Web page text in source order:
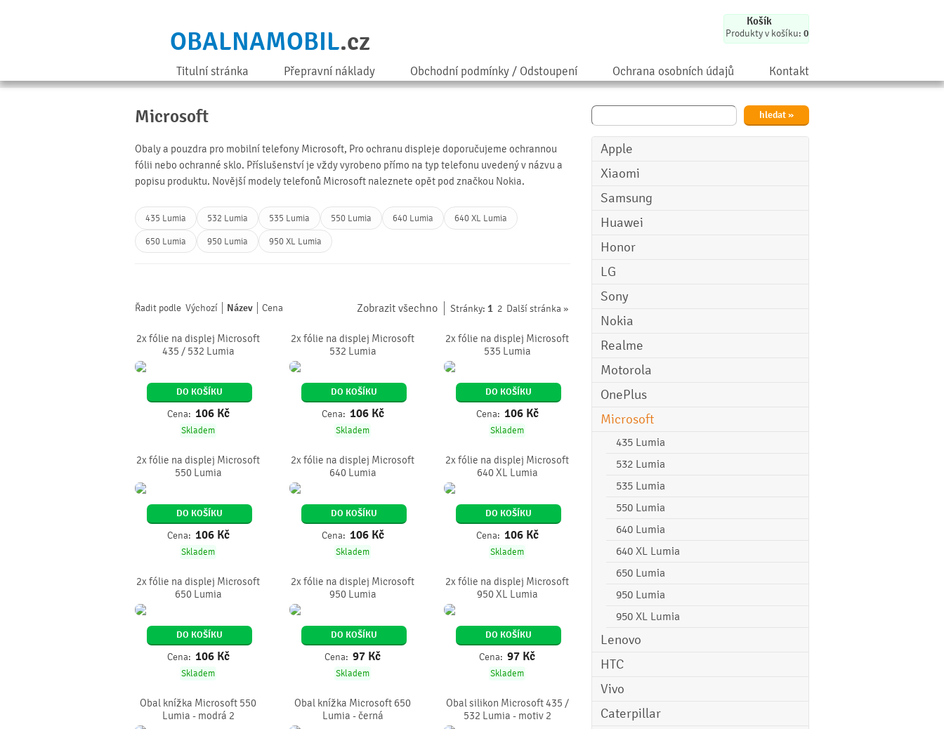
Košík
Produkty v košíku: 0
OBALNAMOBIL.cz
Titulní stránka Přepravní náklady Obchodní podmínky / Odstoupení Ochrana osobních údajů Kontakt
Apple
Xiaomi
Samsung
Huawei
Honor
LG
Sony
Nokia
Realme
Motorola
OnePlus
Microsoft
435 Lumia
532 Lumia
535 Lumia
550 Lumia
640 Lumia
640 XL Lumia
650 Lumia
950 Lumia
950 XL Lumia
Lenovo
HTC
Vivo
Caterpillar
Microsoft
Obaly a pouzdra pro mobilní telefony Microsoft, Pro ochranu displeje doporučujeme ochrannou
fólii nebo ochranné sklo. Příslušenství je vždy vyrobeno přímo na typ telefonu uvedený v názvu a
popisu produktu. Novější modely telefonů Microsoft naleznete opět pod značkou Nokia.
435 Lumia 532 Lumia 535 Lumia 550 Lumia 640 Lumia
640 XL Lumia
650 Lumia
950 Lumia 950 XL Lumia
Řadit podle Výchozí Název Cena Zobrazit všechno Stránky: 1 2 Další stránka »
2x fólie na displej Microsoft
435 / 532 Lumia
DO KOŠÍKU
Cena: 106 Kč
Skladem
2x fólie na displej Microsoft
532 Lumia
DO KOŠÍKU
Cena: 106 Kč
Skladem
2x fólie na displej Microsoft
535 Lumia
DO KOŠÍKU
Cena: 106 Kč
Skladem
2x fólie na displej Microsoft
550 Lumia
DO KOŠÍKU
Cena: 106 Kč
Skladem
2x fólie na displej Microsoft
640 Lumia
DO KOŠÍKU
Cena: 106 Kč
Skladem
2x fólie na displej Microsoft
640 XL Lumia
DO KOŠÍKU
Cena: 106 Kč
Skladem
2x fólie na displej Microsoft
650 Lumia
DO KOŠÍKU
Cena: 106 Kč
Skladem
2x fólie na displej Microsoft
950 Lumia
DO KOŠÍKU
Cena: 97 Kč
Skladem
2x fólie na displej Microsoft
950 XL Lumia
DO KOŠÍKU
Cena: 97 Kč
Skladem
Obal knížka Microsoft 550
Lumia - modrá 2
Obal knížka Microsoft 650
Lumia - černá
Obal silikon Microsoft 435 /
532 Lumia - motiv 2